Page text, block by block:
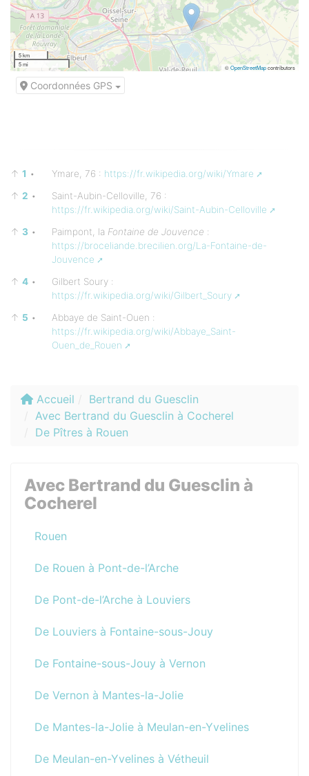
5 km
5 mi
©OpenStreetMapcontributors
Coordonnées GPS
↑ 1 • Ymare, 76 : https://fr.wikipedia.org/wiki/Ymare
↑ 2 •
Saint-Aubin-Celloville, 76 :
https://fr.wikipedia.org/wiki/Saint-Aubin-Celloville
↑ 3 • Paimpont, la Fontaine de Jouvence :
https://broceliande.brecilien.org/La-Fontaine-de-
Jouvence
↑ 4 •
Gilbert Soury :
https://fr.wikipedia.org/wiki/Gilbert_Soury
↑ 5 •
Abbaye de Saint-Ouen :
https://fr.wikipedia.org/wiki/Abbaye_Saint-
Ouen_de_Rouen
Accueil
Bertrand du Guesclin
Avec Bertrand du Guesclin à Cocherel
De Pîtres à Rouen
Avec Bertrand du Guesclin à
Cocherel
Rouen
De Rouen à Pont-de-l’Arche
De Pont-de-l’Arche à Louviers
De Louviers à Fontaine-sous-Jouy
De Fontaine-sous-Jouy à Vernon
De Vernon à Mantes-la-Jolie
De Mantes-la-Jolie à Meulan-en-Yvelines
De Meulan-en-Yvelines à Vétheuil